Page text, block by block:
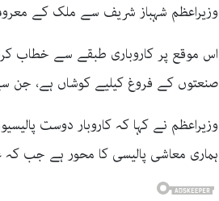
وزیراعظم شہباز شریف سے ملک کے
اس موقع پر کاروباری طبقے سے خطاب
صنعتوں کے فروغ کیلیے کوشاں ہے، جن سے
وزیراعظم نے کہا کہ کاروبار دوست
ہماری معاشی پالیسی کا محور ہے جب